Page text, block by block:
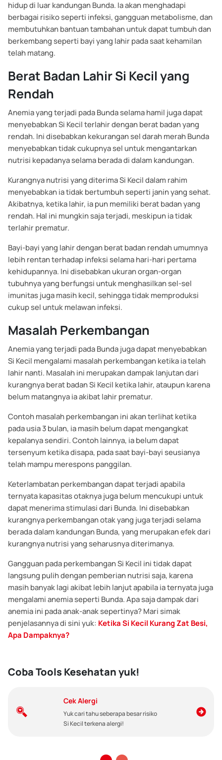
hidup di luar kandungan Bunda. Ia akan menghadapi
berbagai risiko seperti infeksi, gangguan metabolisme, dan
membutuhkan bantuan tambahan untuk dapat tumbuh dan
berkembang seperti bayi yang lahir pada saat kehamilan
telah matang.
Berat Badan Lahir Si Kecil yang
Rendah
Anemia yang terjadi pada Bunda selama hamil juga dapat
menyebabkan Si Kecil terlahir dengan berat badan yang
rendah. Ini disebabkan kekurangan sel darah merah Bunda
menyebabkan tidak cukupnya sel untuk mengantarkan
nutrisi kepadanya selama berada di dalam kandungan.
Kurangnya nutrisi yang diterima Si Kecil dalam rahim
menyebabkan ia tidak bertumbuh seperti janin yang sehat.
Akibatnya, ketika lahir, ia pun memiliki berat badan yang
rendah. Hal ini mungkin saja terjadi, meskipun ia tidak
terlahir prematur.
Bayi-bayi yang lahir dengan berat badan rendah umumnya
lebih rentan terhadap infeksi selama hari-hari pertama
kehidupannya. Ini disebabkan ukuran organ-organ
tubuhnya yang berfungsi untuk menghasilkan sel-sel
imunitas juga masih kecil, sehingga tidak memproduksi
cukup sel untuk melawan infeksi.
Masalah Perkembangan
Anemia yang terjadi pada Bunda juga dapat menyebabkan
Si Kecil mengalami masalah perkembangan ketika ia telah
lahir nanti. Masalah ini merupakan dampak lanjutan dari
kurangnya berat badan Si Kecil ketika lahir, ataupun karena
belum matangnya ia akibat lahir prematur.
Contoh masalah perkembangan ini akan terlihat ketika
pada usia 3 bulan, ia masih belum dapat mengangkat
kepalanya sendiri. Contoh lainnya, ia belum dapat
tersenyum ketika disapa, pada saat bayi-bayi seusianya
telah mampu merespons panggilan.
Keterlambatan perkembangan dapat terjadi apabila
ternyata kapasitas otaknya juga belum mencukupi untuk
dapat menerima stimulasi dari Bunda. Ini disebabkan
kurangnya perkembangan otak yang juga terjadi selama
berada dalam kandungan Bunda, yang merupakan efek dari
kurangnya nutrisi yang seharusnya diterimanya.
Gangguan pada perkembangan Si Kecil ini tidak dapat
langsung pulih dengan pemberian nutrisi saja, karena
masih banyak lagi akibat lebih lanjut apabila ia ternyata juga
mengalami anemia seperti Bunda. Apa saja dampak dari
anemia ini pada anak-anak sepertinya? Mari simak
penjelasannya di sini yuk: Ketika Si Kecil Kurang Zat Besi,
Apa Dampaknya?
Coba Tools Kesehatan yuk!
Cek Alergi
Yuk cari tahu seberapa besar risiko
Si Kecil terkena alergi!